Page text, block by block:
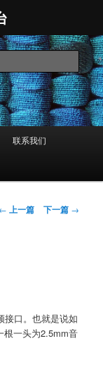
搜
索
联系我们
文← 上一篇 下一篇 →
接口。也就是说如
根一头为2.5mm音